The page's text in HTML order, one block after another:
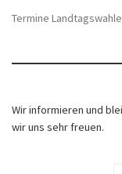
Termine
Wir informieren und
wir uns sehr freuen.